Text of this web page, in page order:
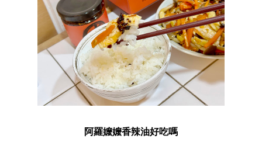
阿羅嬤嬤香辣油好吃嗎